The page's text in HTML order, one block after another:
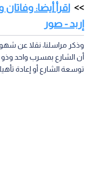
اقرأ أيضا:
إربد - صور
وذكر مراسلنا، نقلا عن
أن الشارع بمسرب واحد
توسعة الشارع أو إعادة